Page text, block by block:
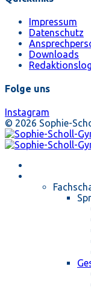
Impressum
Datenschutz
Downloads
Folge uns
Instagram
© 2026 Sophie-